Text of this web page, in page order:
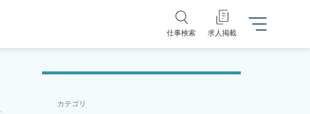
仕事検索 求人掲載
カテゴリ